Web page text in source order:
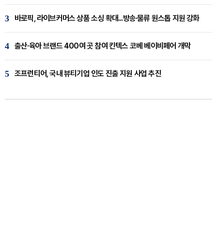
3 바로픽, 라이브커머스 상품 소싱 확대...방송·물류 원스톱 지원 강화
4 출산·육아 브랜드 400여 곳 참여 킨텍스 코베 베이비페어 개막
5 조프런티어, 국내 뷰티기업 인도 진출 지원 사업 추진